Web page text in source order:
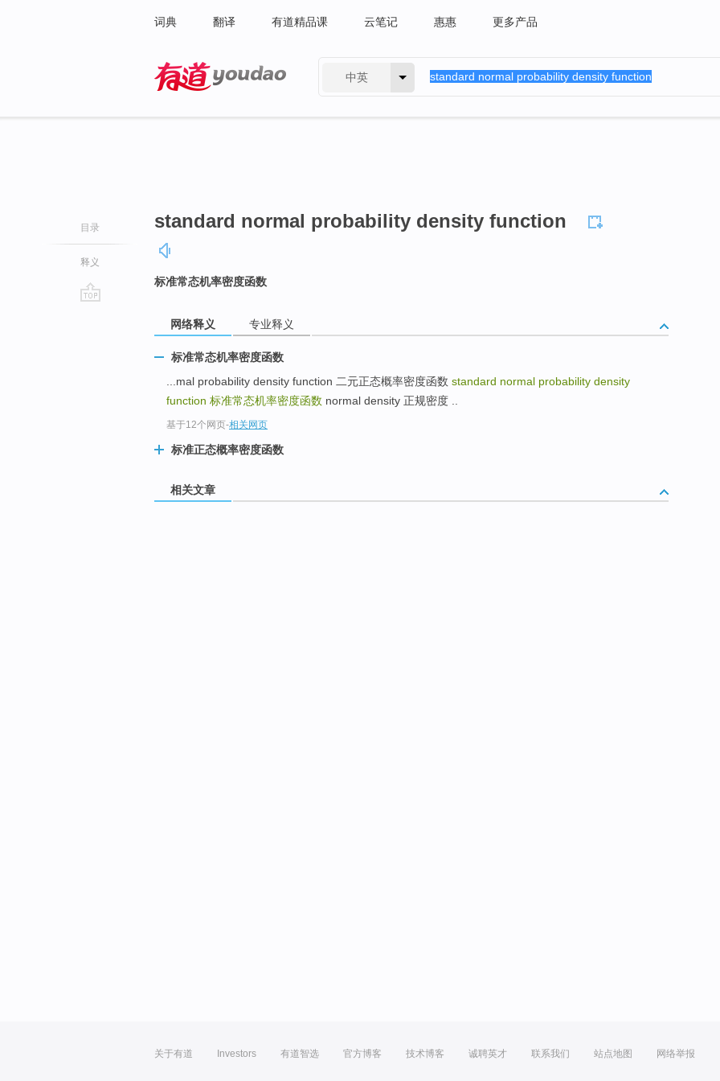
词典 翻译 有道精品课 云笔记 惠惠 更多产品
中英
目录
释义
standard normal probability density function
标准常态机率密度函数
网络释义 专业释义
标准常态机率密度函数
...mal probability density function 二元正态概率密度函数 standard normal probability density
function 标准常态机率密度函数 normal density 正规密度 ..
基于12个网页-相关网页
标准正态概率密度函数
相关文章
关于有道 Investors 有道智选 官方博客 技术博客 诚聘英才 联系我们 站点地图 网络举报